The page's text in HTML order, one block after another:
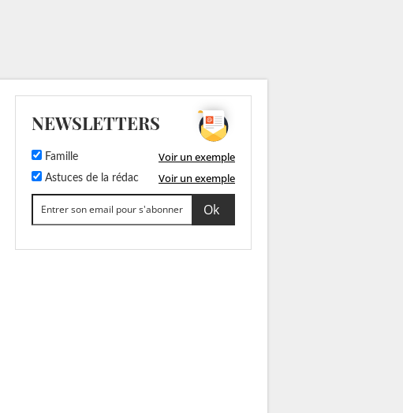
NEWSLETTERS
Famille Voir un exemple
Astuces de la rédac Voir un exemple